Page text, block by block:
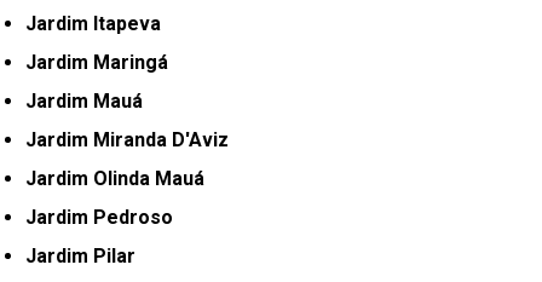
Jardim Itapeva
Jardim Maringá
Jardim Mauá
Jardim Miranda D'Aviz
Jardim Olinda Mauá
Jardim Pedroso
Jardim Pilar